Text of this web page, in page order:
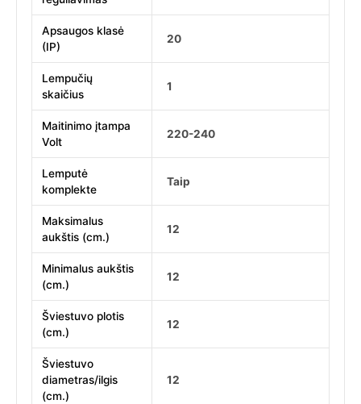
Apsaugos klasė
(IP)
20
Lempučių
skaičius
1
Maitinimo įtampa
Volt
220-240
Lemputė
komplekte
Taip
Maksimalus
aukštis (cm.)
12
Minimalus aukštis
(cm.)
12
Šviestuvo plotis
(cm.)
12
Šviestuvo
diametras/ilgis
(cm.)
12